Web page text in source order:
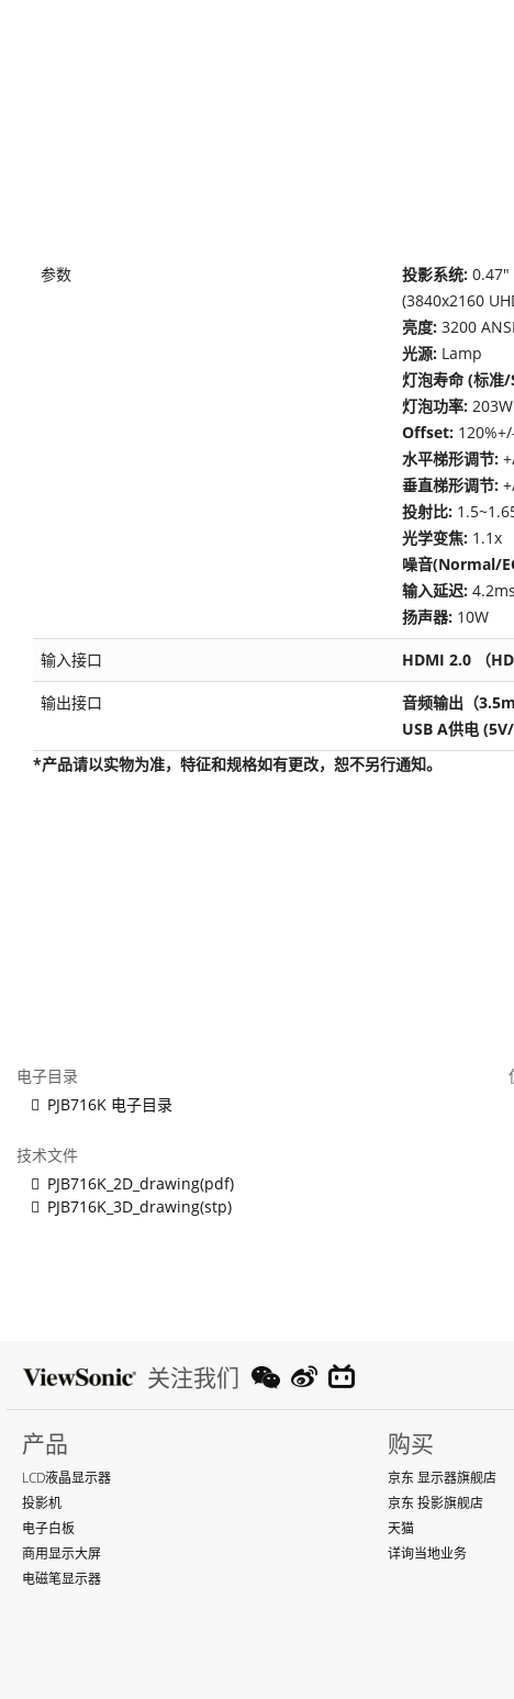
参数 投影系统: 0.47"
(3840x2160
亮度: 3200
光源: Lamp
灯泡寿命 (标准
灯泡功率: 203W
Offset:
水平梯形调节:
垂直梯形调节:
投射比:
光学变焦: 1.1x
噪音(Normal/
输入延迟: 4.2ms
扬声器: 10W
输入接口 HDMI 2.0 （
输出接口 音频输出（
USB A供电
*产品请以实物为准，特征和规格如有更改，恕不另行通知。
电子目录
PJB716K 电子目录
技术文件
PJB716K_2D_drawing(pdf)
PJB716K_3D_drawing(stp)
关注我们
产品
LCD液晶显示器
投影机
电子白板
商用显示大屏
电磁笔显示器
购买
京东 显示器旗舰店
京东 投影旗舰店
天猫
详询当地业务